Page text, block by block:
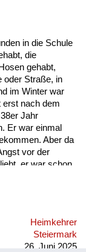
in die Schule
die
gehabt,
oder Straße, in
im Winter war
erst nach dem
Jahr
Er war einmal
Aber da
vor der
er war schon
mit dem
auch keine
Heimkehrer
Steiermark
26. Juni 2025